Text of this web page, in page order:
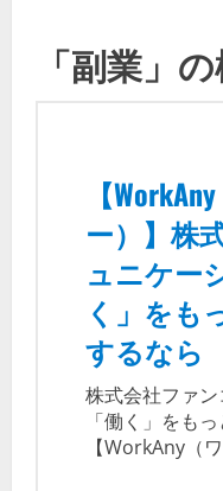
「副業」
【
ー）】株
ュニケー
く」をも
するなら
株式会社ファン
「働く」をも
【WorkAny（